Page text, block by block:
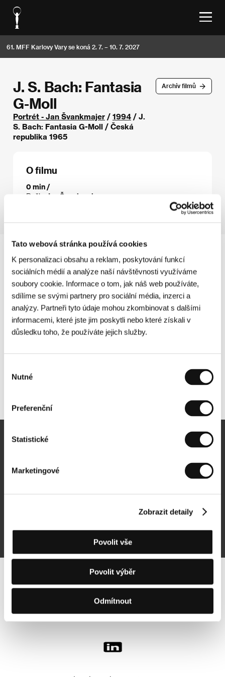
Tato webová stránka používá cookies
K personalizaci obsahu a reklam, poskytování funkcí
sociálních médií a analýze naší návštěvnosti využíváme
soubory cookie. Informace o tom, jak náš web používáte,
sdílíme se svými partnery pro sociální média, inzerci a
analýzy. Partneři tyto údaje mohou zkombinovat s dalšími
informacemi, které jste jim poskytli nebo které získali v
důsledku toho, že používáte jejich služby.
souhlasu
Nutné
Preferenční
Statistické
Marketingové
Zobrazit detaily
Povolit vše
Povolit výběr
Odmítnout
61. MFF Karlovy Vary se koná 2. 7. – 10. 7. 2027
Archív filmů
J. S. Bach: Fantasia
G-Moll
Portrét - Jan Švankmajer / 1994 / J.
S. Bach: Fantasia G-Moll / Česká
republika 1965
O filmu
0 min /
Režie
Jan Švankmajer
Přihlásit se k odběru